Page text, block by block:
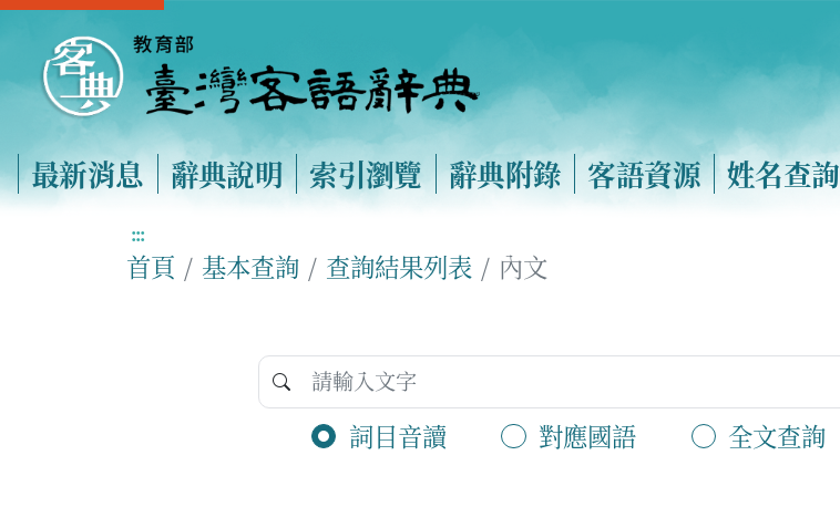
最新消息 辭典說明 索引瀏覽 辭典附錄 客語資源 姓名查詢
:::
首頁 基本查詢 查詢結果列表 內文
詞目音讀 對應國語 全文查詢